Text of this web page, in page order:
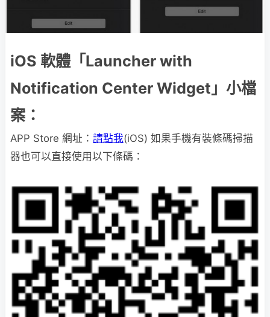
iOS 軟體「Launcher with
Notification Center Widget」小檔
案：
APP Store 網址： 請點我(iOS) 如果手機有裝條碼掃描
器也可以直接使用以下條碼：